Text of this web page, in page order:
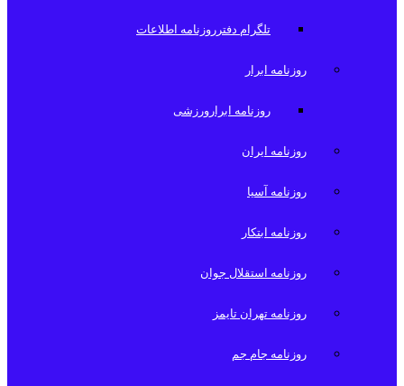
تلگرام دفترروزنامه اطلاعات
روزنامه ابرار
روزنامه ابرارورزشی
روزنامه ایران
روزنامه آسیا
روزنامه ابتکار
روزنامه استقلال جوان
روزنامه تهران تایمز
روزنامه جام جم